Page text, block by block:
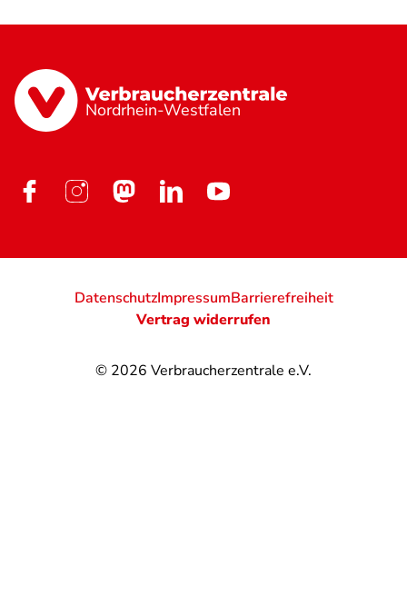
Nordrhein-Westfalen
© 2026 Verbraucherzentrale e.V.
DatenschutzImpressumBarrierefreiheit
Vertrag widerrufen